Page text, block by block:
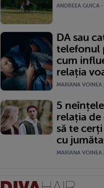
ANDREEA GUICA
DA sau
telefonul
cum
relația
MARIANA
5
relația de
să te
cu
MARIANA